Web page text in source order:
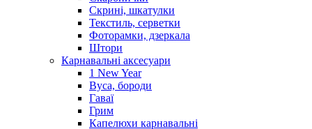
Скрині, шкатулки
Текстиль, серветки
Фоторамки, дзеркала
Штори
Карнавальні аксесуари
1 New Year
Вуса, бороди
Гаваї
Грим
Капелюхи карнавальні